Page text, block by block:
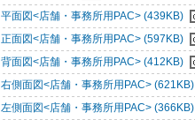
平面図<店舗・事務所用PAC> (439KB)
正面図<店舗・事務所用PAC> (597KB)
背面図<店舗・事務所用PAC> (412KB)
右側面図<店舗・事務所用PAC> (621KB)
左側面図<店舗・事務所用PAC> (366KB)